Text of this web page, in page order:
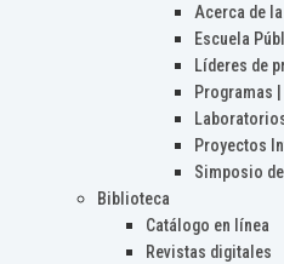
Acerca de
Escuela
Líderes de
Programas
Proyectos
Simposio
Biblioteca
Catálogo en línea
Revistas digitales